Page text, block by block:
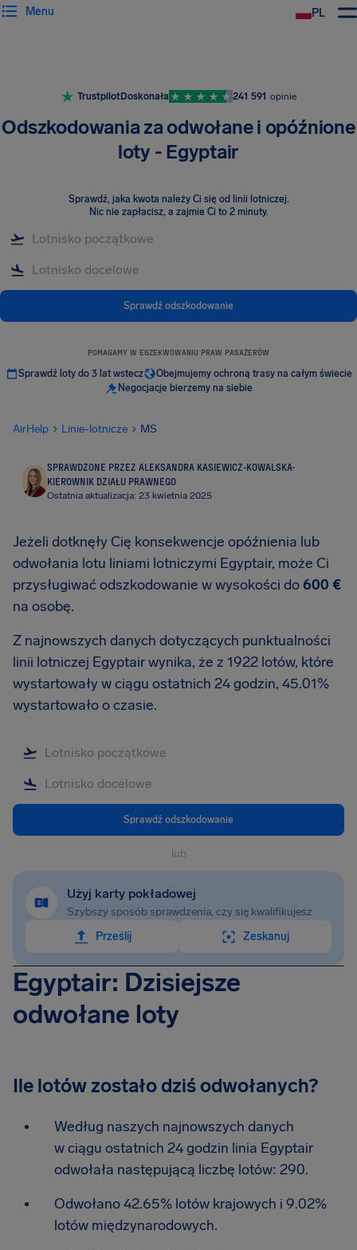
PL
Menu
TrustpilotDoskonała 241 591 opinie
Odszkodowania za odwołane i opóźnione
loty - Egyptair
Sprawdź, jaka kwota należy Ci się od linii lotniczej.
Nic nie zapłacisz, a zajmie Ci to 2 minuty.
Sprawdź odszkodowanie
POMAGAMY W EGZEKWOWANIU PRAW PASAŻERÓW
Sprawdź loty do 3 lat wstecz
Obejmujemy ochroną trasy na całym świecie
Negocjacje bierzemy na siebie
AirHelp Linie-lotnicze MS
SPRAWDZONE PRZEZ ALEKSANDRA KASIEWICZ-KOWALSKA·
KIEROWNIK DZIAŁU PRAWNEGO
Ostatnia aktualizacja: 23 kwietnia 2025
Jeżeli dotknęły Cię konsekwencje opóźnienia lub
odwołania lotu liniami lotniczymi Egyptair, może Ci
przysługiwać odszkodowanie w wysokości do600 €
na osobę.
Z najnowszych danych dotyczących punktualności
linii lotniczej Egyptair wynika, że z 1922 lotów, które
wystartowały w ciągu ostatnich 24 godzin, 45.01%
wystartowało o czasie.
Sprawdź odszkodowanie
lub
Użyj karty pokładowej
Szybszy sposób sprawdzenia, czy się kwalifikujesz
Prześlij
Zeskanuj
Egyptair: Dzisiejsze
odwołane loty
Ile lotów zostało dziś odwołanych?
Według naszych najnowszych danych
w ciągu ostatnich 24 godzin linia Egyptair
odwołała następującą liczbę lotów: 290.
Odwołano 42.65% lotów krajowych i 9.02%
lotów międzynarodowych.